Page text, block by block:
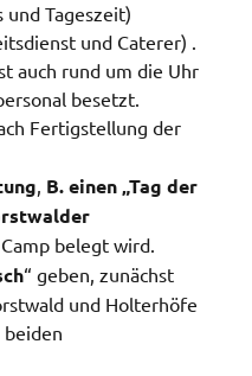
und Tageszeit)
und Caterer) .
auch rund um die Uhr
besetzt.
Fertigstellung der
, B. einen „Tag der
belegt wird.
“ geben, zunächst
und Holterhöfe
beiden